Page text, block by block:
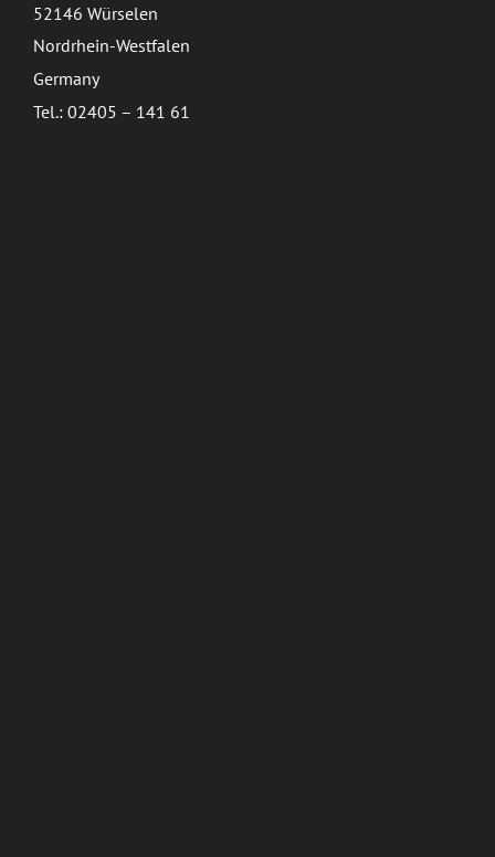
52146 Würselen
Nordrhein-Westfalen
Germany
Tel.: 02405 – 141 61